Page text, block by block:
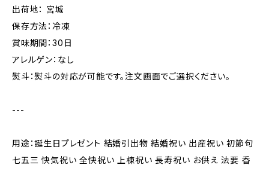
出荷地： 宮城
保存方法：冷凍
賞味期間：30日
アレルゲン：なし
熨斗：熨斗の対応が可能です。注文画面でご選択ください。
---
用途：誕生日プレゼント 結婚引出物 結婚祝い 出産祝い 初節句
七五三 快気祝い 全快祝い 上棟祝い 長寿祝い お供え 法要 香